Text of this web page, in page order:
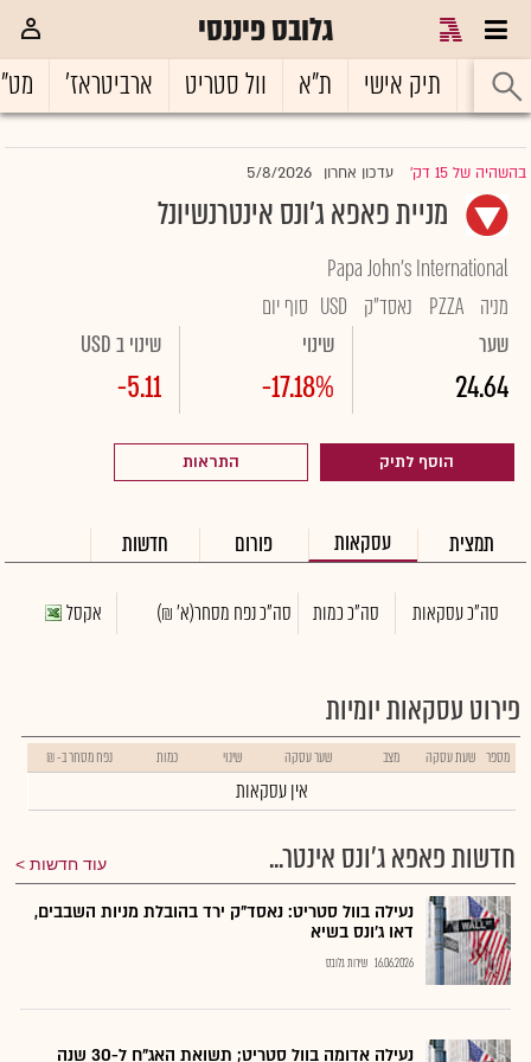
גלובס פיננסי
ראשי תיק אישי ת"א וול סטריט ארביטראז'
בהשהיה של 15 דק' |עדכון אחרון 5/8/2026
מניית פאפא ג'ונס אינטרנשיונל
Papa John's International
מניה PZZA נאסד"ק USD סוף יום
שער
24.64
שינוי
-17.18%
שינוי ב USD
-5.11
הוסף לתיק התראות
תמצית עסקאות פורום חדשות
סה"כ עסקאות סה"כ כמות סה"כ נפח מסחר(א' ₪) אקסל
פירוט עסקאות יומיות
מספר שעת עסקה מצב שער עסקה שינוי כמות נפח מסחר ב- ₪
אין עסקאות
חדשות פאפא ג'ונס אינטר... עוד חדשות
נעילה בוול סטריט: נאסד"ק ירד בהובלת מניות השבבים,
דאו ג'ונס בשיא
16.06.2026 שירות גלובס
נעילה אדומה בוול סטריט; תשואת האג"ח ל-30 שנה